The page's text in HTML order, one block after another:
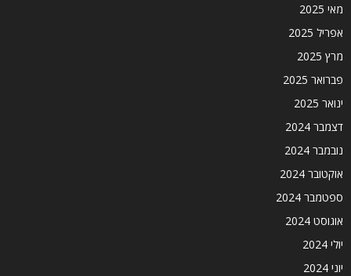
מאי 2025
אפריל 2025
מרץ 2025
פברואר 2025
ינואר 2025
דצמבר 2024
נובמבר 2024
אוקטובר 2024
ספטמבר 2024
אוגוסט 2024
יולי 2024
יוני 2024